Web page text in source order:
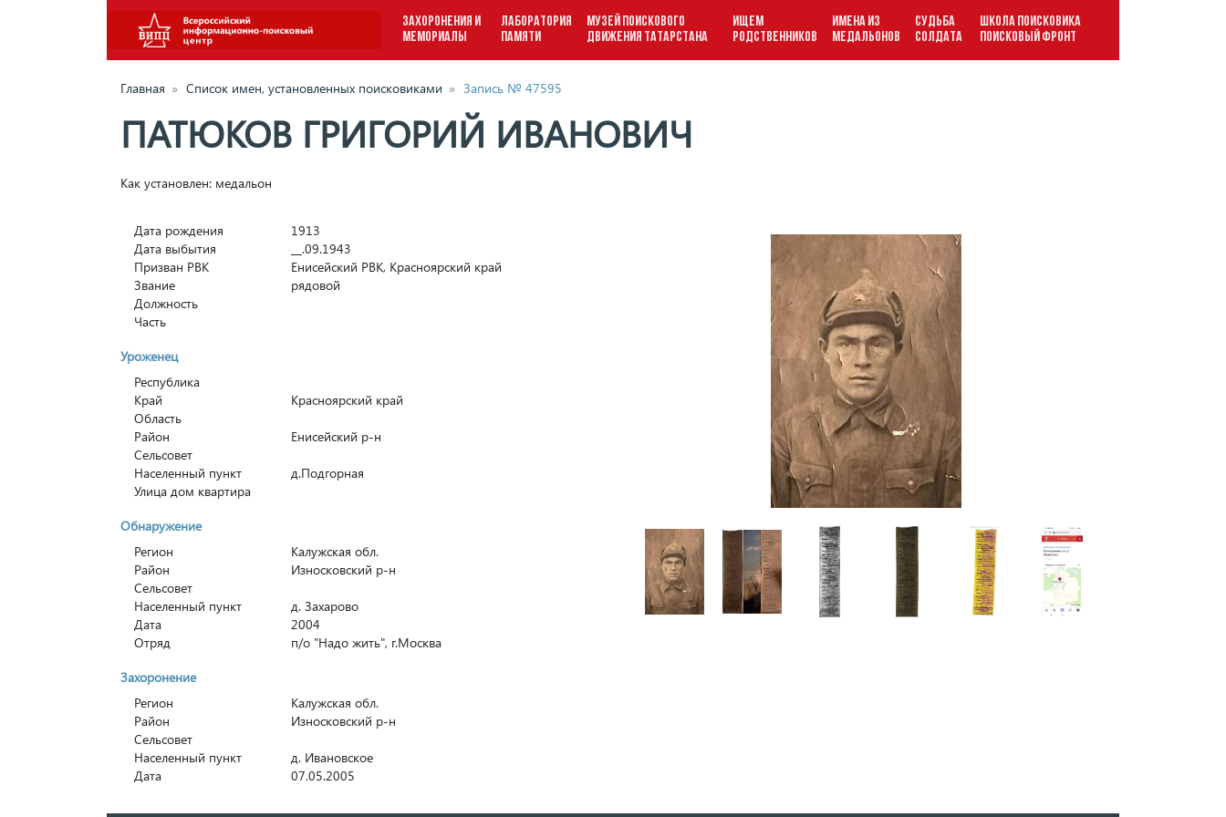
ЗАХОРОНЕНИЯ И
МЕМОРИАЛЫ
ЛАБОРАТОРИЯ
ПАМЯТИ
МУЗЕЙ ПОИСКОВОГО
ДВИЖЕНИЯ ТАТАРСТАНА
ИЩЕМ
РОДСТВЕННИКОВ
ИМЕНА ИЗ
МЕДАЛЬОНОВ
СУДЬБА
СОЛДАТА
ШКОЛА ПОИСКОВИКА
ПОИСКОВЫЙ ФРОНТ
Главная » Список имен, установленных поисковиками » Запись № 47595
ПАТЮКОВ ГРИГОРИЙ ИВАНОВИЧ
Как установлен: медальон
Дата рождения
1913
Дата выбытия
__.09.1943
Призван РВК
Енисейский РВК, Красноярский край
Звание
рядовой
Должность
Часть
Уроженец
Республика
Край
Красноярский край
Область
Район
Енисейский р-н
Сельсовет
Населенный пункт
д.Подгорная
Улица дом квартира
Обнаружение
Регион
Калужская обл.
Район
Износковский р-н
Сельсовет
Населенный пункт
д. Захарово
Дата
2004
Отряд
п/о "Надо жить", г.Москва
Захоронение
Регион
Калужская обл.
Район
Износковский р-н
Сельсовет
Населенный пункт
д. Ивановское
Дата
07.05.2005